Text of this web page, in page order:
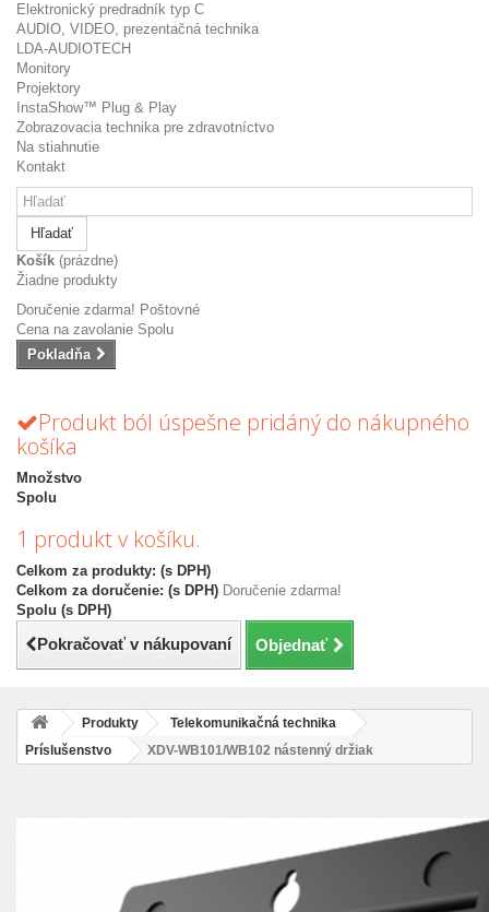
Elektronický predradník typ C
AUDIO, VIDEO, prezentačná technika
LDA-AUDIOTECH
Monitory
Projektory
InstaShow™ Plug & Play
Zobrazovacia technika pre zdravotníctvo
Na stiahnutie
Kontakt
Hľadať
Košík (prázdne)
Žiadne produkty
Doručenie zdarma! Poštovné
Cena na zavolanie Spolu
Pokladňa
Produkt ból úspešne pridáný do nákupného
košíka
Množstvo
Spolu
1 produkt v košíku.
Celkom za produkty: (s DPH)
Celkom za doručenie: (s DPH) Doručenie zdarma!
Spolu (s DPH)
Pokračovať v nákupovaní Objednať
Produkty
Telekomunikačná technika
Príslušenstvo
XDV-WB101/WB102 nástenný držiak